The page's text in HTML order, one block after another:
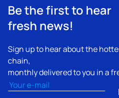
Be the first to hear
fresh news!
Sign up to hear about the
chain,
monthly delivered to you in a
Email (Nécessaire)